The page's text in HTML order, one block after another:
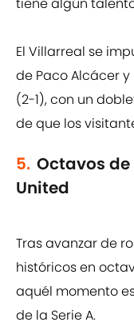
tiene algún
El Villarreal se
de Paco Alcácer y
(2-1), con un
de que los
5. Octavos
United
Tras avanzar de
históricos en
aquél momento
de la Serie A.